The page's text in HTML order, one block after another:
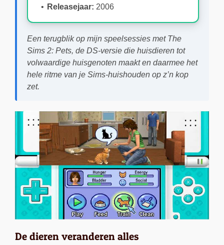
Releasejaar: 2006
Een terugblik op mijn speelsessies met The
Sims 2: Pets, de DS-versie die huisdieren tot
volwaardige huisgenoten maakt en daarmee het
hele ritme van je Sims-huishouden op z’n kop
zet.
De dieren veranderen alles